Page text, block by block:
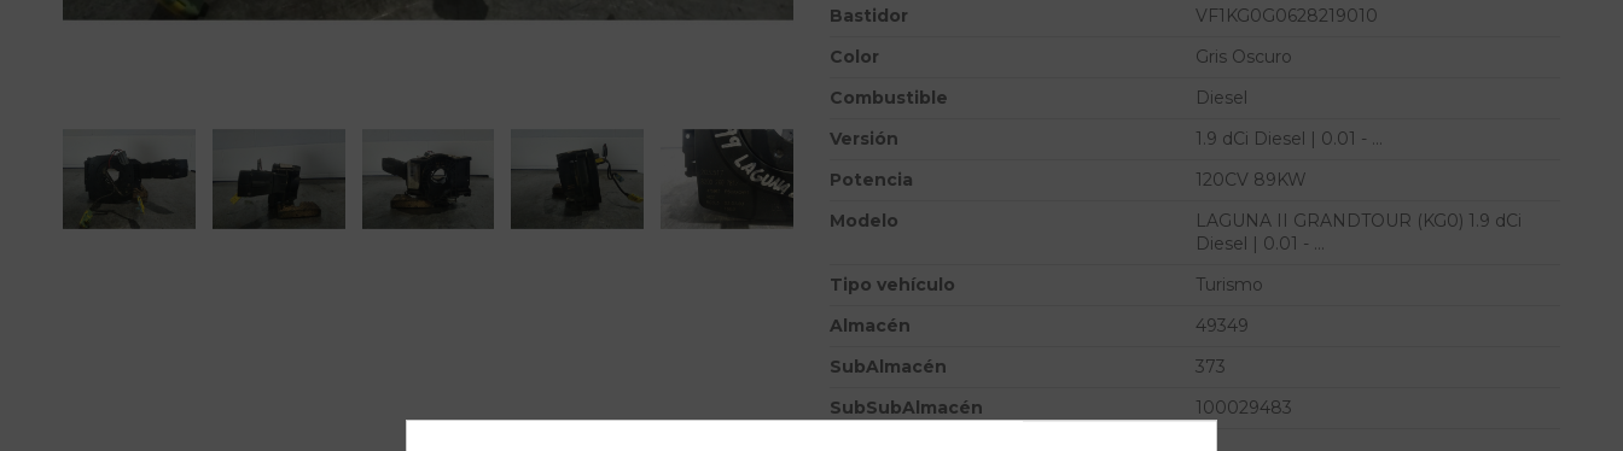
Bastidor
VF1KG0G0628219010
Color
Gris Oscuro
Combustible
Diesel
Versión
1.9 dCi Diesel | 0.01 - ...
Potencia
120CV 89KW
Modelo
LAGUNA II GRANDTOUR (KG0) 1.9 dCi
Diesel | 0.01 - ...
Tipo vehículo
Turismo
Almacén
49349
SubAlmacén
373
SubSubAlmacén
100029483